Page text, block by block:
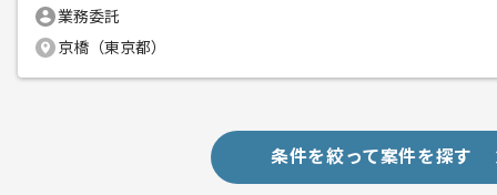
業務委託
京橋（東京都）
条件を絞って案件を探す